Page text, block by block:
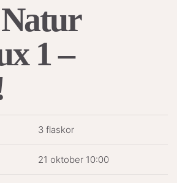
1 –
3 flaskor
21 oktober 10:00